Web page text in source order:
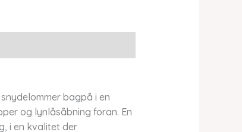
bagpå i en
og lynlåsåbning foran. En
i en kvalitet der